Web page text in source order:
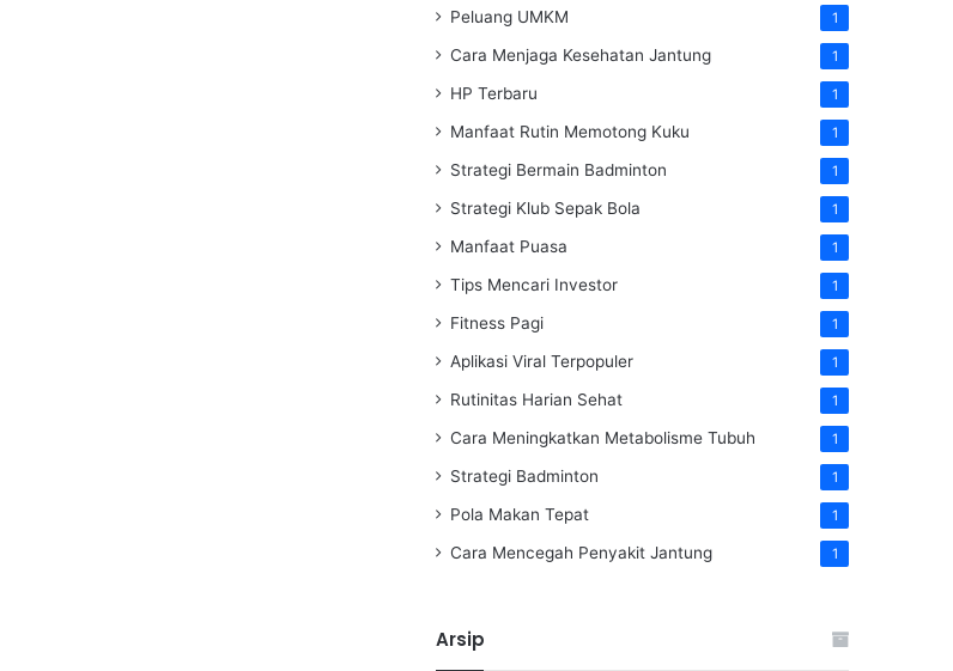
Peluang UMKM 1
Cara Menjaga Kesehatan Jantung 1
HP Terbaru 1
Manfaat Rutin Memotong Kuku 1
Strategi Bermain Badminton 1
Strategi Klub Sepak Bola 1
Manfaat Puasa 1
Tips Mencari Investor 1
Fitness Pagi 1
Aplikasi Viral Terpopuler 1
Rutinitas Harian Sehat 1
Cara Meningkatkan Metabolisme Tubuh 1
Strategi Badminton 1
Pola Makan Tepat 1
Cara Mencegah Penyakit Jantung 1
Arsip